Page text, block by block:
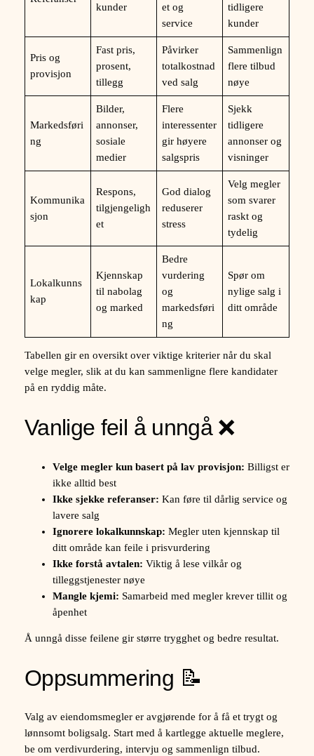
kunder
et og
service
tidligere
kunder
Pris og
provisjon
Fast pris,
prosent,
tillegg
Påvirker
totalkostnad
ved salg
Sammenlign
flere tilbud
nøye
Markedsføri
ng
Bilder,
annonser,
sosiale
medier
Flere
interessenter
gir høyere
salgspris
Sjekk
tidligere
annonser og
visninger
Kommunika
sjon
Respons,
tilgjengeligh
et
God dialog
reduserer
stress
Velg megler
som svarer
raskt og
tydelig
Lokalkunns
kap
Kjennskap
til nabolag
og marked
Bedre
vurdering
og
markedsføri
ng
Spør om
nylige salg i
ditt område
Tabellen gir en oversikt over viktige kriterier når du skal
velge megler, slik at du kan sammenligne flere kandidater
på en ryddig måte.
Vanlige feil å unngå ❌
Velge megler kun basert på lav provisjon: Billigst er
ikke alltid best
Ikke sjekke referanser: Kan føre til dårlig service og
lavere salg
Ignorere lokalkunnskap: Megler uten kjennskap til
ditt område kan feile i prisvurdering
Ikke forstå avtalen: Viktig å lese vilkår og
tilleggstjenester nøye
Mangle kjemi: Samarbeid med megler krever tillit og
åpenhet
Å unngå disse feilene gir større trygghet og bedre resultat.
Oppsummering 📝
Valg av eiendomsmegler er avgjørende for å få et trygt og
lønnsomt boligsalg. Start med å kartlegge aktuelle meglere,
be om verdivurdering, intervju og sammenlign tilbud.